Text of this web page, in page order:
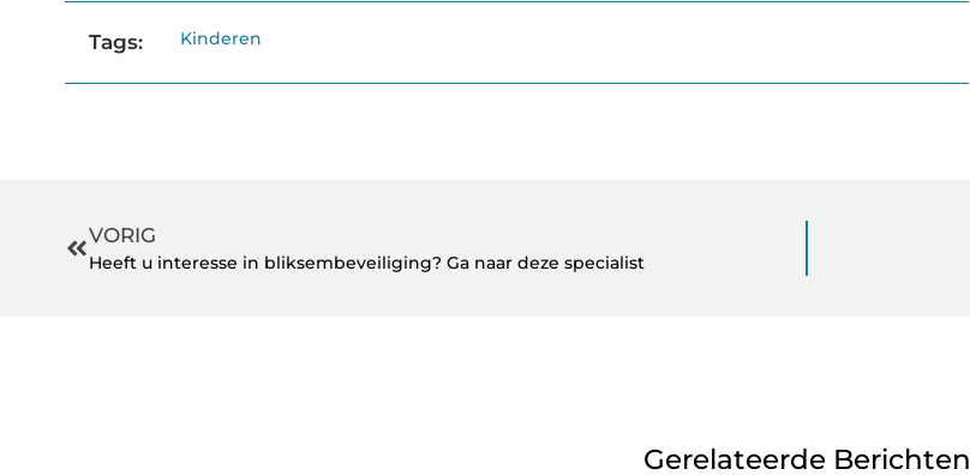
Tags: Kinderen
VORIG
Heeft u interesse in bliksembeveiliging? Ga naar deze specialist
Gerelateerde Berichten